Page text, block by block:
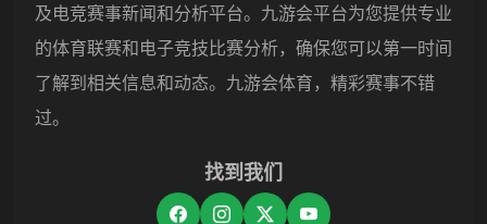
及电竞赛事新闻和分析平台。九游会平台为您提供专业
的体育联赛和电子竞技比赛分析，确保您可以第一时间
了解到相关信息和动态。九游会体育，精彩赛事不错
过。
找到我们